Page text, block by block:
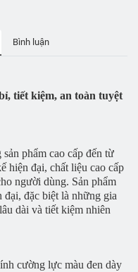
Bình luận
tiết kiệm, an toàn tuyệt
sản phẩm cao cấp đến từ
hiện đại, chất liệu cao cấp
người dùng. Sản phẩm
đại, đặc biệt là những gia
dài và tiết kiệm nhiên
cường lực màu đen dày